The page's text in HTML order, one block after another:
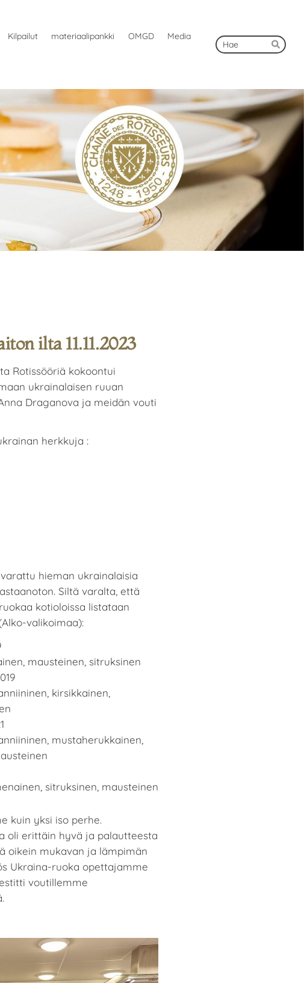
Kilpailut materiaalipankki OMGD
Media
Haku
Hae
ilta 11.11.2023
Rotissööriä kokoontui
ukrainalaisen ruuan
Draganova ja meidän vouti
herkkuja :
hieman ukrainalaisia
Siltä varalta, että
kotioloissa listataan
valikoimaa):
mausteinen, sitruksinen
kirsikkainen,
mustaherukkainen,
sitruksinen, mausteinen
kuin yksi iso perhe.
oli erittäin hyvä ja palautteesta
oikein mukavan ja lämpimän
Ukraina-ruoka opettajamme
voutillemme